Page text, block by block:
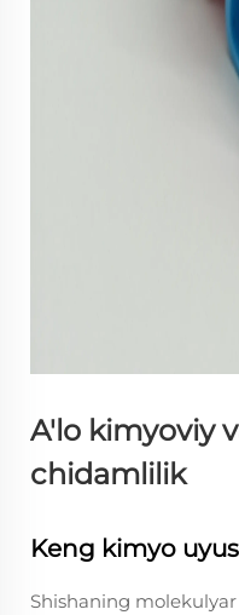
A'lo kimyoviy
chidamlilik
Keng kimyo
Shishaning